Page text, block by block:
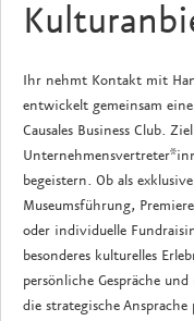
Ihr nehmt Kontakt mit
entwickelt gemeinsam
Causales Business Club.
begeistern. Ob als
Museumsführung,
oder individuelle
besonderes kulturelles
persönliche Gespräche
die strategische